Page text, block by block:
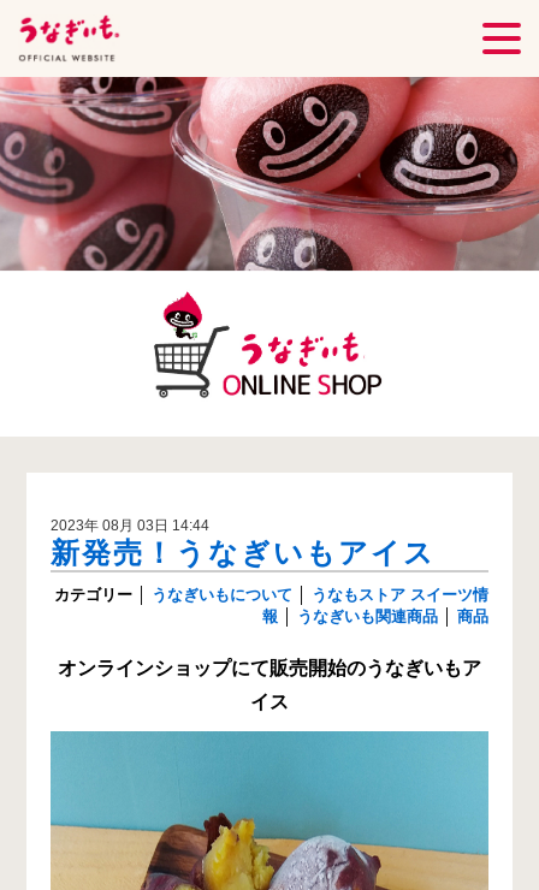
2023年 08月 03日 14:44
新発売！うなぎいもアイス
カテゴリー うなぎいもについて
うなもストア スイーツ情
報
うなぎいも関連商品 商品
オンラインショップにて販売開始のうなぎいもア
イス